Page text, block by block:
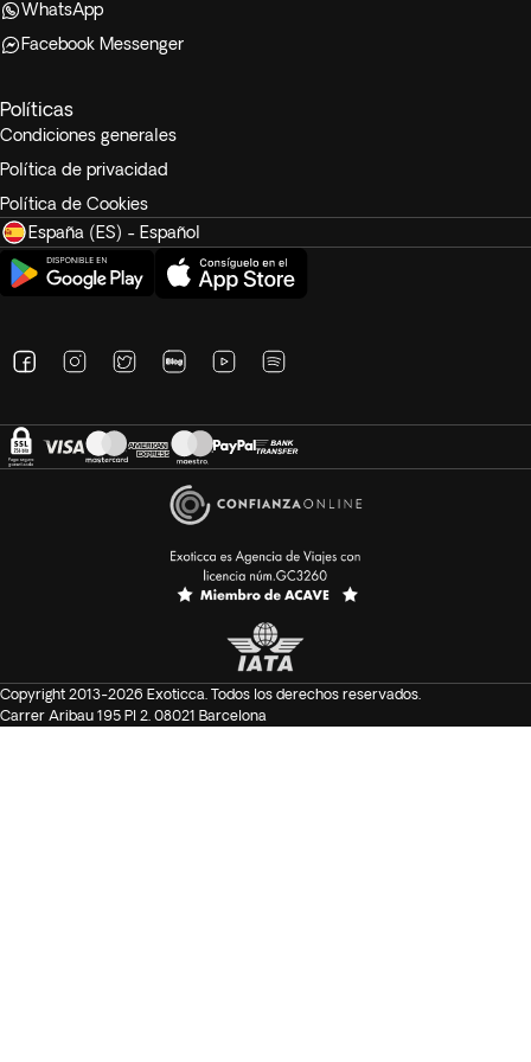
WhatsApp
Facebook Messenger
Políticas
Condiciones generales
Política de privacidad
Política de Cookies
España (ES) - Español
Copyright 2013-2026 Exoticca. Todos los derechos reservados.
Carrer Aribau 195 Pl 2. 08021 Barcelona